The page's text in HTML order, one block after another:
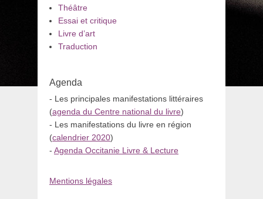
Théâtre
Essai et critique
Livre d’art
Traduction
Agenda
- Les principales manifestations littéraires
(agenda du Centre national du livre)
- Les manifestations du livre en région
(calendrier 2020)
- Agenda Occitanie Livre & Lecture
Mentions légales